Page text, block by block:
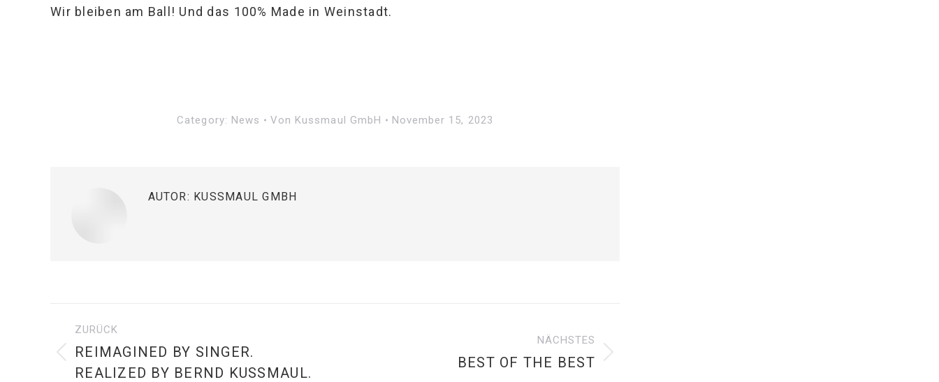
Wir bleiben am Ball! Und das 100% Made in Weinstadt.
Category: News Von Kussmaul GmbH November 15, 2023
AUTOR: KUSSMAUL GMBH
KOMMENTARNAVIGATION
ZURÜCK
Vorheriger
REIMAGINED BY SINGER.
REALIZED BY BERND KUSSMAUL.
NÄCHSTES
BEST OF THE BEST